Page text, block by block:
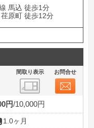
馬込 徒歩1分
原町 徒歩12分
間取り表示 お問合せ
円 10,000円
1.0ヶ月